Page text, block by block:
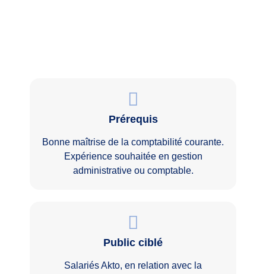
Prérequis
Bonne maîtrise de la comptabilité courante.
Expérience souhaitée en gestion
administrative ou comptable.
Public ciblé
Salariés Akto, en relation avec la